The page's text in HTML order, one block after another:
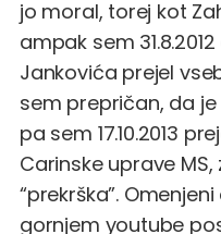
jo moral, torej kot
ampak sem
Jankovića prejel
sem prepričan, da
pa sem 17.10.2013
Carinske uprave
“prekrška”.
gornjem youtube